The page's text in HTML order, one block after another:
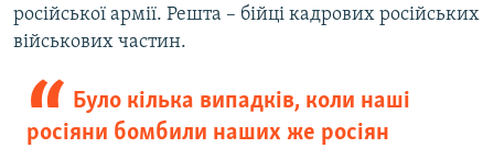
російської армії. Решта – бійці кадрових російських
військових частин.
Було кілька випадків, коли наші
росіяни бомбили наших же росіян